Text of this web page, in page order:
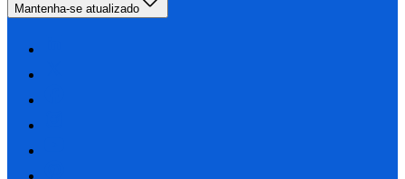
Mantenha-se atualizado